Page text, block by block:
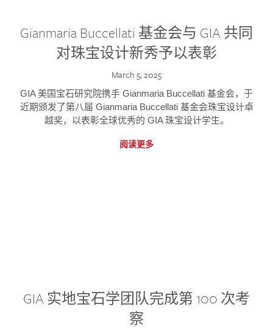
Gianmaria Buccellati 基金会与 GIA 共同
对珠宝设计新秀予以表彰
March 5, 2025
GIA 美国宝石研究院携手 Gianmaria Buccellati 基金会，于
近期颁发了第八届 Gianmaria Buccellati 基金会珠宝设计卓
越奖，以表彰全球优秀的 GIA 珠宝设计学生。
阅读更多
GIA 实地宝石学团队完成第 100 次考
察